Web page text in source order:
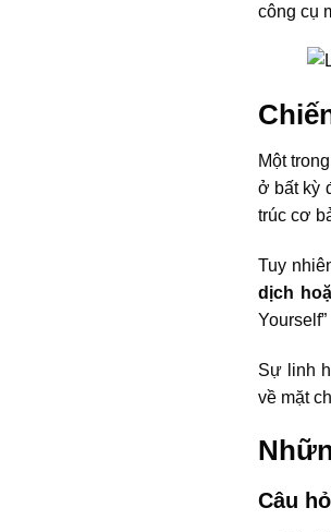
công cụ
Một
ở bất kỳ
trúc cơ
Tuy
dịch
Sự linh
về mặt
Câu